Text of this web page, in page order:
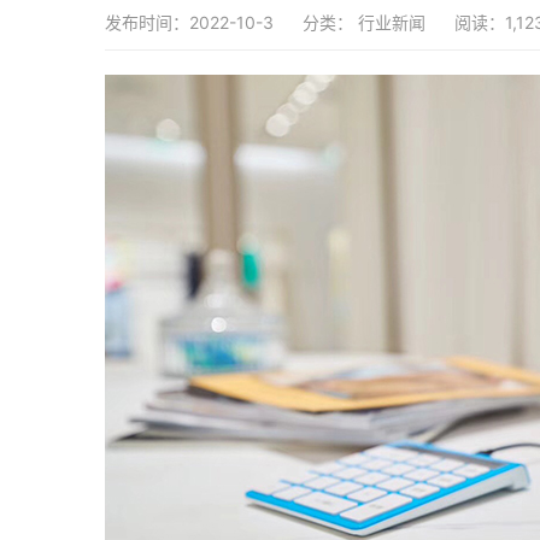
发布时间：2022-10-3 分类： 行业新闻 阅读：